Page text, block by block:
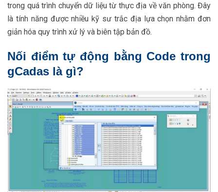
trong quá trình chuyển dữ liệu từ thực địa về văn phòng. Đây
là tính năng được nhiều kỹ sư trắc địa lựa chọn nhằm đơn
giản hóa quy trình xử lý và biên tập bản đồ.
Nối điểm tự động bằng Code trong
gCadas là gì?